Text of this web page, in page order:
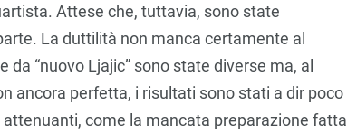
Attese che, tuttavia, sono state
La duttilità non manca certamente al
“nuovo Ljajic” sono state diverse ma, al
ancora perfetta, i risultati sono stati a dir poco
come la mancata preparazione fatta